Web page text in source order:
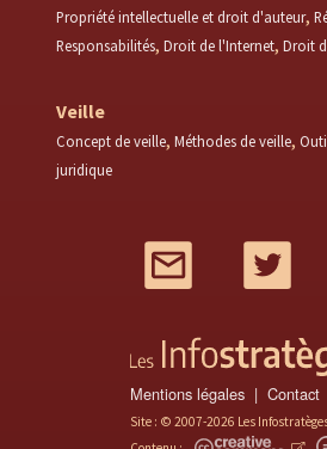
Propriété intellectuelle et droit d'auteur
Responsabilités Droit de l'Internet Droit
Veille
Concept de veille Méthodes de veille
juridique
Mentions légales Contact
Site : © 2007-2026 Les